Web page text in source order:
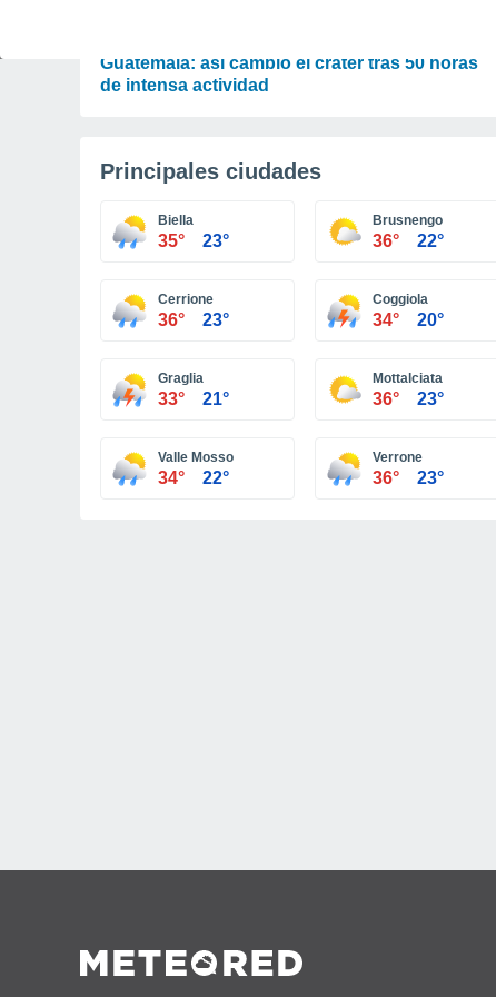
Guatemala: así cambió el cráter tras 50 horas
de intensa actividad
Principales ciudades
Biella
35° 23°
Brusnengo
36° 22°
Cerrione
36° 23°
Coggiola
34° 20°
Graglia
33° 21°
Mottalciata
36° 23°
Valle Mosso
34° 22°
Verrone
36° 23°